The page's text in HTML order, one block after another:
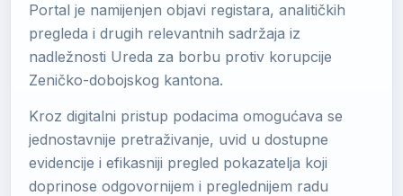
Portal je namijenjen objavi registara, analitičkih
pregleda i drugih relevantnih sadržaja iz
nadležnosti Ureda za borbu protiv korupcije
Zeničko-dobojskog kantona.
Kroz digitalni pristup podacima omogućava se
jednostavnije pretraživanje, uvid u dostupne
evidencije i efikasniji pregled pokazatelja koji
doprinose odgovornijem i preglednijem radu